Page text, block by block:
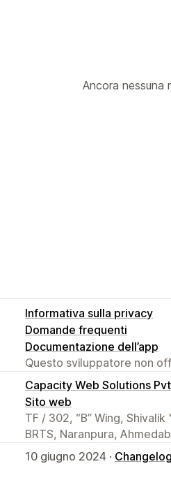
Ancora nessuna
Informativa sulla privacy
Domande frequenti
Documentazione dell’app
Questo sviluppatore non
Capacity Web Solutions
Sito web
TF / 302, “B” Wing,
BRTS, Naranpura,
10 giugno 2024 · Changelog